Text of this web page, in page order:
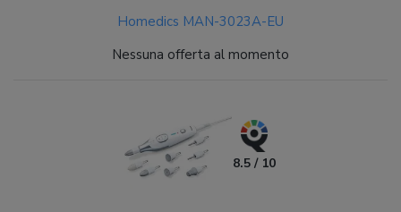
Homedics MAN-3023A-EU
Nessuna offerta al momento
8.5 / 10